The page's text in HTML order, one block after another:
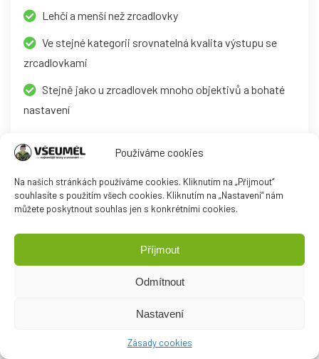
Používáme cookies
Na našich stránkách používáme cookies. Kliknutím na „Přijmout“
souhlasíte s použitím všech cookies. Kliknutím na „Nastavení“ nám
můžete poskytnout souhlas jen s konkrétními cookies.
Příjmout
Odmítnout
Nastavení
Zásady cookies
Lehčí a menší než zrcadlovky
Ve stejné kategorii srovnatelná kvalita výstupu se
zrcadlovkami
Stejně jako u zrcadlovek mnoho objektivů a bohaté
nastavení
Nevýhody
Vysoká cena
Pro amatéry méně vhodné
se totiž o přístroje, které dokáží instantně vyvolat fotografie